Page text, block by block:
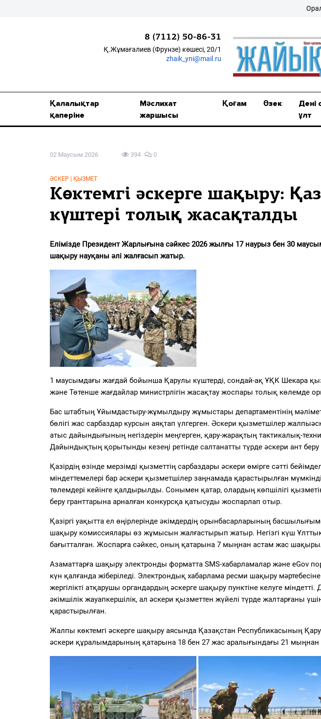
Мәслихат жаршысы
Дені сау ұлт
«Жайық үні» — 33 жыл
Орал
8 (7112) 50-86-31
Қ.Жұмағалиев (Фрунзе) көшесі, 20/1
zhaik_yni@mail.ru
Қалалықтар
қаперіне
Мәслихат
жаршысы
Қоғам Өзек
Дені
ұлт
02 Маусым 2026 394 0
ӘСКЕР | ҚЫЗМЕТ
Көктемгі әскерге шақыру:
күштері толық жасақталды
Елімізде Президент Жарлығына сәйкес 2026 жылғы 17 наурыз бен 30
шақыру науқаны әлі жалғасып жатыр.
1 маусымдағы жағдай бойынша Қарулы күштерді, сондай-ақ ҰҚК Шекара
және Төтенше жағдайлар министрлігін жасақтау жоспары толық көлемде
Бас штабтың Ұйымдастыру-жұмылдыру жұмыстары департаментінің
бөлігі жас сарбаздар курсын аяқтап үлгерген. Әскери қызметшілер
атыс дайындығының негіздерін меңгерген, қару-жарақтың тактикалық-
Дайындықтың қорытынды кезеңі ретінде салтанатты түрде әскери ант беру
Қазірдің өзінде мерзімді қызметтің сарбаздары әскери өмірге сәтті
міндеттемелері бар әскери қызметшілер заңнамада қарастырылған
төлемдері кейінге қалдырылды. Сонымен қатар, олардың көпшілігі
беру гранттарына арналған конкурсқа қатысуды жоспарлап отыр.
Қазіргі уақытта ел өңірлерінде әкімдердің орынбасарларының
шақыру комиссиялары өз жұмысын жалғастырып жатыр. Негізгі күш
бағытталған. Жоспарға сәйкес, оның қатарына 7 мыңнан астам жас
Азаматтарға шақыру электронды форматта SMS-хабарламалар және eGov
күн қалғанда жіберіледі. Электрондық хабарлама ресми шақыру
жергілікті атқарушы органдардың әскерге шақыру пунктіне келуге
әкімшілік жауапкершілік, ал әскери қызметтен жүйелі түрде жалтарғаны
қарастырылған.
Жалпы көктемгі әскерге шақыру аясында Қазақстан Республикасының
әскери құралымдарының қатарына 18 бен 27 жас аралығындағы 21